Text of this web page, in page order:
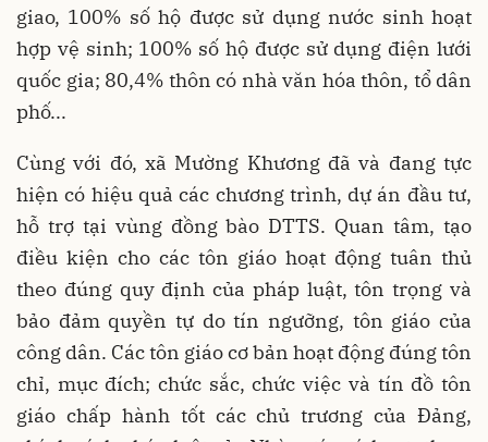
giao, 100% số hộ được sử dụng nước sinh hoạt
hợp vệ sinh; 100% số hộ được sử dụng điện lưới
quốc gia; 80,4% thôn có nhà văn hóa thôn, tổ dân
phố...
Cùng với đó, xã Mường Khương đã và đang tực
hiện có hiệu quả các chương trình, dự án đầu tư,
hỗ trợ tại vùng đồng bào DTTS. Quan tâm, tạo
điều kiện cho các tôn giáo hoạt động tuân thủ
theo đúng quy định của pháp luật, tôn trọng và
bảo đảm quyền tự do tín ngưỡng, tôn giáo của
công dân. Các tôn giáo cơ bản hoạt động đúng tôn
chỉ, mục đích; chức sắc, chức việc và tín đồ tôn
giáo chấp hành tốt các chủ trương của Đảng,